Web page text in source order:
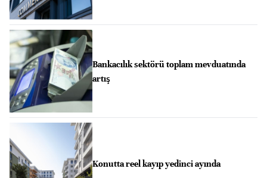
Bankacılık sektörü toplam mevduatında
artış
Konutta reel kayıp yedinci ayında